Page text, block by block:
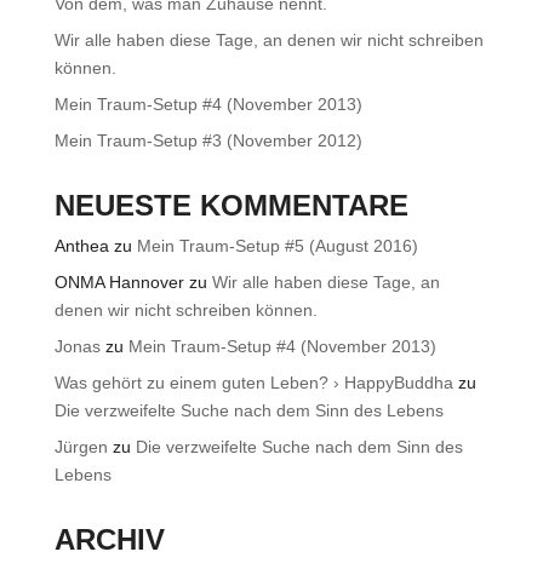
Wir alle haben diese Tage, an denen wir nicht schreiben
können.
Mein Traum-Setup #4 (November 2013)
Mein Traum-Setup #3 (November 2012)
NEUESTE KOMMENTARE
Anthea zu Mein Traum-Setup #5 (August 2016)
ONMA Hannoverzu Wir alle haben diese Tage, an
denen wir nicht schreiben können.
Jonaszu Mein Traum-Setup #4 (November 2013)
Was gehört zu einem guten Leben? › HappyBuddha zu
Die verzweifelte Suche nach dem Sinn des Lebens
Jürgen zu Die verzweifelte Suche nach dem Sinn des
Lebens
ARCHIV